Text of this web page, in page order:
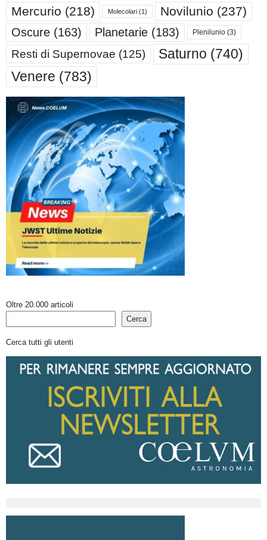
Mercurio (218) Molecolari (1) Novilunio (237)
Oscure (163) Planetarie (183) Plenilunio (3)
Resti di Supernovae (125) Saturno (740)
Venere (783)
Oltre 20.000 articoli
Cerca
Cerca tutti gli utenti